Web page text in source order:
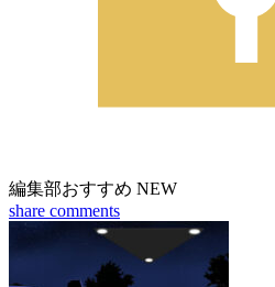
編集部おすすめ NEW
share comments